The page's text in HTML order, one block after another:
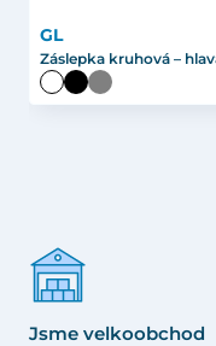
GL
Záslepka kruhová –
Jsme velkoobchod